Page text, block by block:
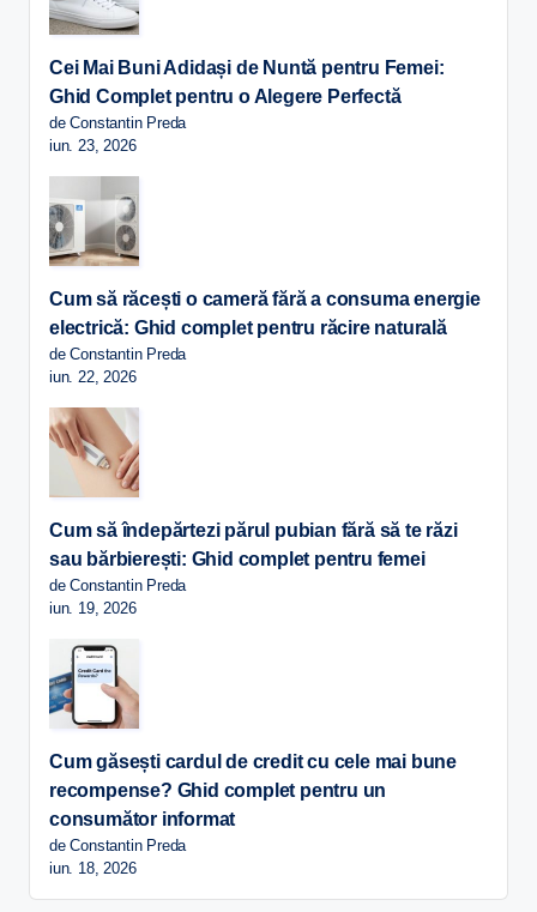
Cei Mai Buni Adidași de Nuntă pentru Femei:
Ghid Complet pentru o Alegere Perfectă
de Constantin Preda
iun. 23, 2026
Cum să răcești o cameră fără a consuma energie
electrică: Ghid complet pentru răcire naturală
de Constantin Preda
iun. 22, 2026
Cum să îndepărtezi părul pubian fără să te răzi
sau bărbierești: Ghid complet pentru femei
de Constantin Preda
iun. 19, 2026
Cum găsești cardul de credit cu cele mai bune
recompense? Ghid complet pentru un
consumător informat
de Constantin Preda
iun. 18, 2026